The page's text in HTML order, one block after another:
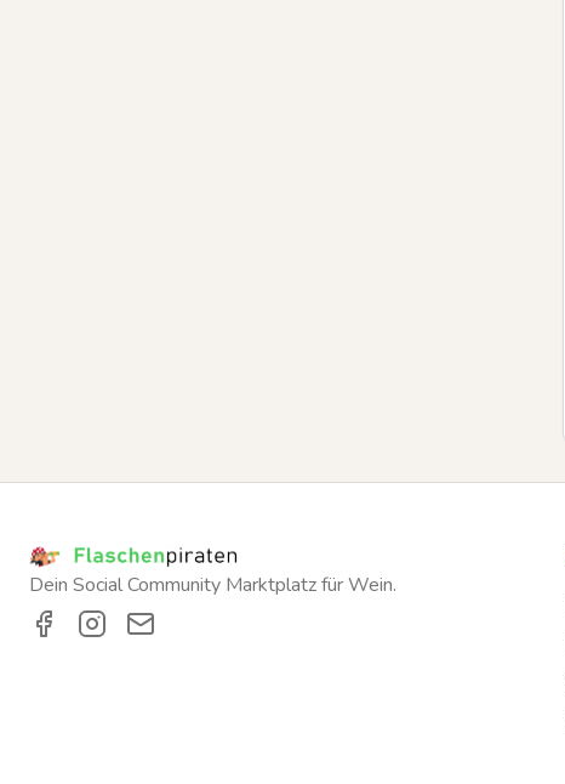
Dein Social Community Marktplatz für Wein.